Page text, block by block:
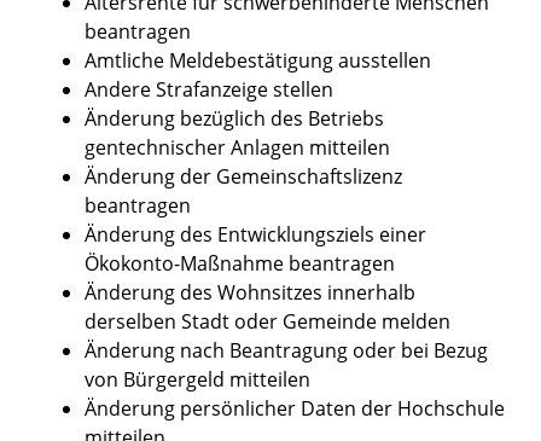
beantragen
Amtliche Meldebestätigung ausstellen
Andere Strafanzeige stellen
Änderung bezüglich des Betriebs
gentechnischer Anlagen mitteilen
Änderung der Gemeinschaftslizenz
beantragen
Änderung des Entwicklungsziels einer
Ökokonto-Maßnahme beantragen
Änderung des Wohnsitzes innerhalb
derselben Stadt oder Gemeinde melden
Änderung nach Beantragung oder bei Bezug
von Bürgergeld mitteilen
Änderung persönlicher Daten der Hochschule